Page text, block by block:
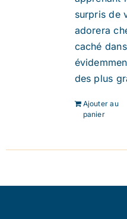
surpris de
adorera
caché
des plus
Ajouter au
panier